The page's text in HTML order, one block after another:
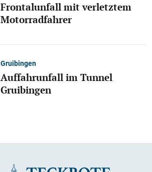
Frontalunfall mit verletztem
Motorradfahrer
Gruibingen
Auffahrunfall im Tunnel
Gruibingen